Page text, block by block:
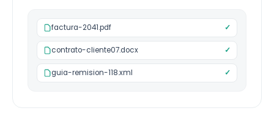
factura-2041.pdf ✓
contrato-cliente07.docx ✓
guia-remision-118.xml ✓